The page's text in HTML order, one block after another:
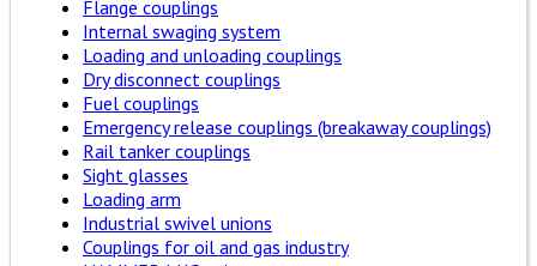
Flange couplings
Internal swaging system
Loading and unloading couplings
Dry disconnect couplings
Fuel couplings
Emergency release couplings (breakaway couplings)
Rail tanker couplings
Sight glasses
Loading arm
Industrial swivel unions
Couplings for oil and gas industry